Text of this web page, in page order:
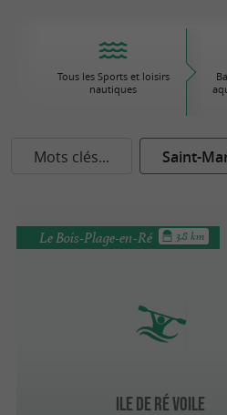
Tous les Sports et loisirs
nautiques
Mots clés... Saint-
Ile de Ré Voile
Le Bois-Plage-en-Ré 3.8 km